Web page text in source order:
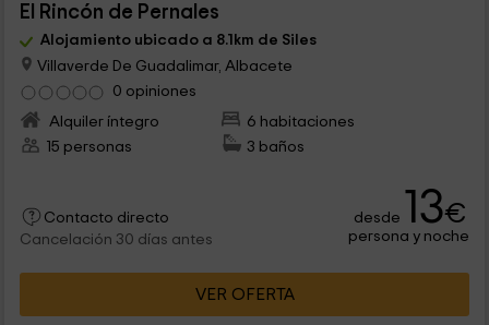
El Rincón de Pernales
Alojamiento ubicado a 8.1km de Siles
Villaverde De Guadalimar, Albacete
0 opiniones
Alquiler íntegro
6 habitaciones
15 personas
3 baños
Contacto directo
Cancelación 30 días antes
desde 13€
persona y noche
VER OFERTA